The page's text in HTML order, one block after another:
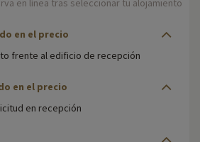
en línea tras seleccionar tu alojamiento
en el precio
frente al edificio de recepción
en el precio
en recepción